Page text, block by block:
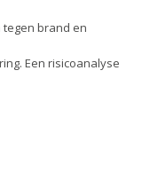
brand en
Een risicoanalyse